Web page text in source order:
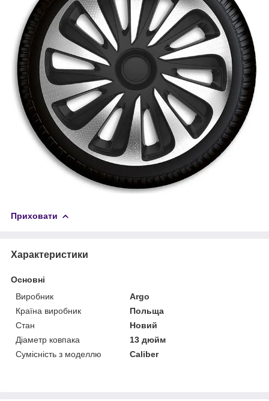
Приховати
Характеристики
Основні
Виробник
Argo
Країна виробник
Польща
Стан
Новий
Діаметр ковпака
13 дюйм
Сумісність з моделлю
Caliber